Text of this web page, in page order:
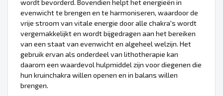
wordt bevorderd. Bovendien helpt het energieën in
evenwicht te brengen en te harmoniseren, waardoor de
vrije stroom van vitale energie door alle chakra's wordt
vergemakkelijkt en wordt bijgedragen aan het bereiken
van een staat van evenwicht en algeheel welzijn. Het
gebruik ervan als onderdeel van lithotherapie kan
daarom een waardevol hulpmiddel zijn voor diegenen die
hun kruinchakra willen openen en in balans willen
brengen.